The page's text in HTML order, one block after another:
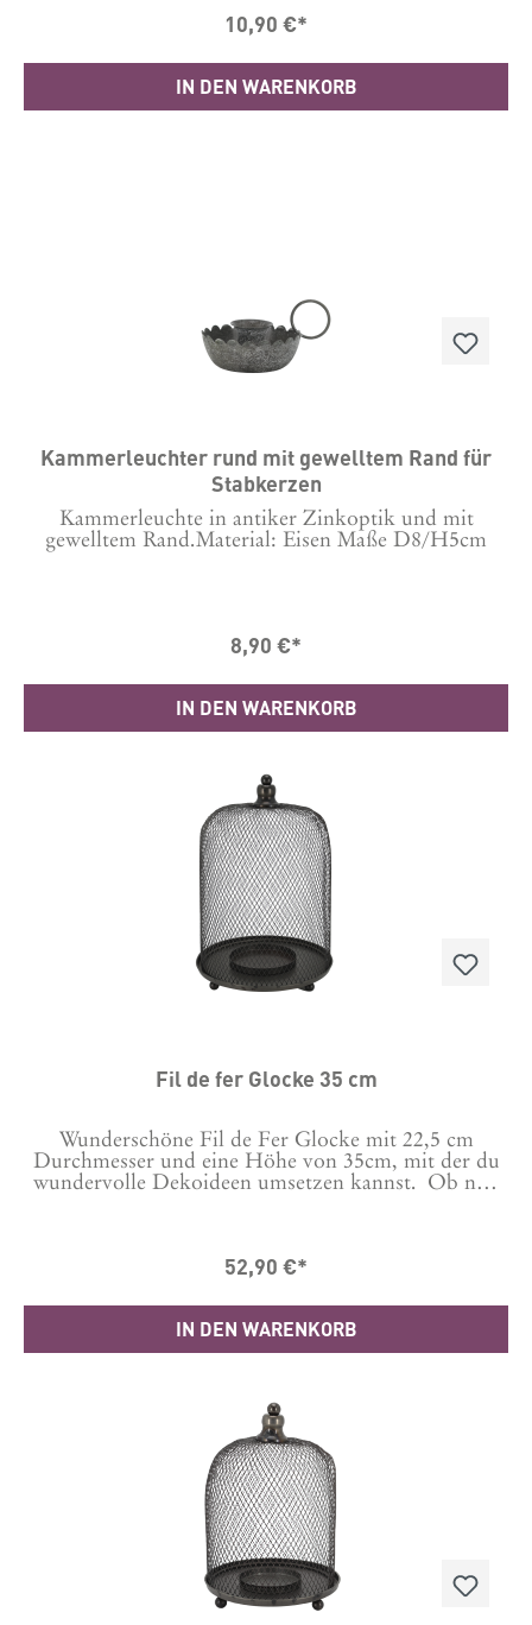
10,90 €*
IN DEN WARENKORB
Kammerleuchter rund mit gewelltem Rand für
Stabkerzen
Kammerleuchte in antiker Zinkoptik und mit
gewelltem Rand.Material: Eisen Maße D8/H5cm
8,90 €*
IN DEN WARENKORB
Fil de fer Glocke 35 cm
Wunderschöne Fil de Fer Glocke mit 22,5 cm
Durchmesser und eine Höhe von 35cm, mit der du
wundervolle Dekoideen umsetzen kannst. Ob nun
daher perfekt für ganz dicke Kerzen, Altarkerzen
Dekoidee.Kombiniere sie zum Beispiel auch mit der
kleineren Glocke die wir unter anderer
Bestellnummer führen zu einem tollen Ensemble.
cm)Durchmesser 22,5 cm Material Eisen
52,90 €*
IN DEN WARENKORB